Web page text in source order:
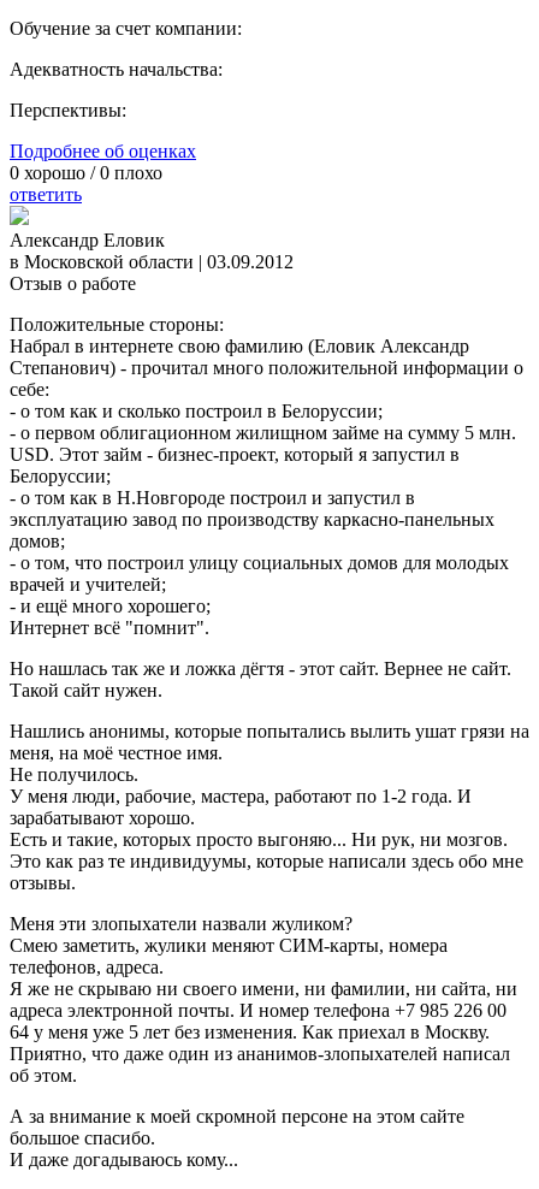
Обучение за счет компании:
Адекватность начальства:
Перспективы:
Подробнее об оценках
0 хорошо /0 плохо
ответить
Александр Еловик
в Московской области | 03.09.2012
Отзыв о работе
Положительные стороны:
Набрал в интернете свою фамилию (Еловик Александр
Степанович) - прочитал много положительной информации о
себе:
- о том как и сколько построил в Белоруссии;
- о первом облигационном жилищном займе на сумму 5 млн.
USD. Этот займ - бизнес-проект, который я запустил в
Белоруссии;
- о том как в Н.Новгороде построил и запустил в
эксплуатацию завод по производству каркасно-панельных
домов;
- о том, что построил улицу социальных домов для молодых
врачей и учителей;
- и ещё много хорошего;
Интернет всё "помнит".
Но нашлась так же и ложка дёгтя - этот сайт. Вернее не сайт.
Такой сайт нужен.
Нашлись анонимы, которые попытались вылить ушат грязи на
меня, на моё честное имя.
Не получилось.
У меня люди, рабочие, мастера, работают по 1-2 года. И
зарабатывают хорошо.
Есть и такие, которых просто выгоняю... Ни рук, ни мозгов.
Это как раз те индивидуумы, которые написали здесь обо мне
отзывы.
Меня эти злопыхатели назвали жуликом?
Смею заметить, жулики меняют СИМ-карты, номера
телефонов, адреса.
Я же не скрываю ни своего имени, ни фамилии, ни сайта, ни
адреса электронной почты. И номер телефона +7 985 226 00
64 у меня уже 5 лет без изменения. Как приехал в Москву.
Приятно, что даже один из ананимов-злопыхателей написал
об этом.
А за внимание к моей скромной персоне на этом сайте
большое спасибо.
И даже догадываюсь кому...